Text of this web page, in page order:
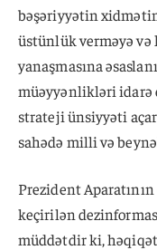
bəşəriyyətin
üstünlük verməyə və
yanaşmasına
müəyyənlikləri idarə
strateji ünsiyyəti
sahədə milli və
Prezident
keçirilən
müddətdir ki, həqiqət